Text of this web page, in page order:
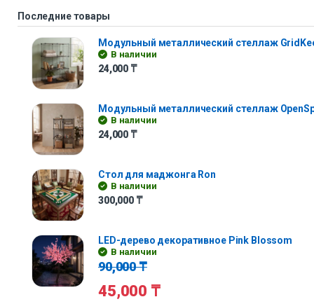
Последние товары
Модульный металлический стеллаж
В наличии
24,000 ₸
Модульный металлический стеллаж
В наличии
24,000 ₸
Стол для маджонга Ron
В наличии
300,000 ₸
LED-дерево декоративное Pink Blossom
В наличии
90,000₸
45,000 ₸